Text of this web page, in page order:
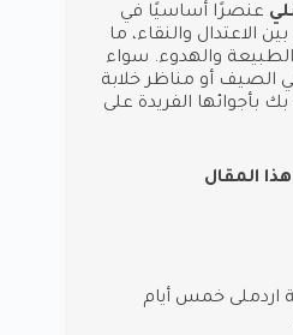
عنصرًا أساسيًا في
الاعتدال والنقاء، ما
والهدوء. سواء
أو مناظر خلابة
بأجوائها الفريدة على
المقال
اردملى خمس أيام